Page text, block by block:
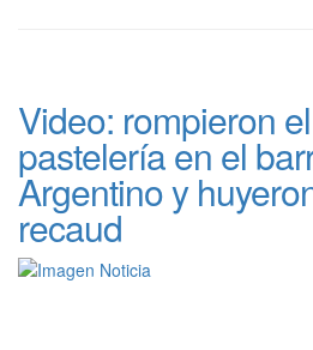
Video: rompieron
pastelería en el
Argentino y
recaud